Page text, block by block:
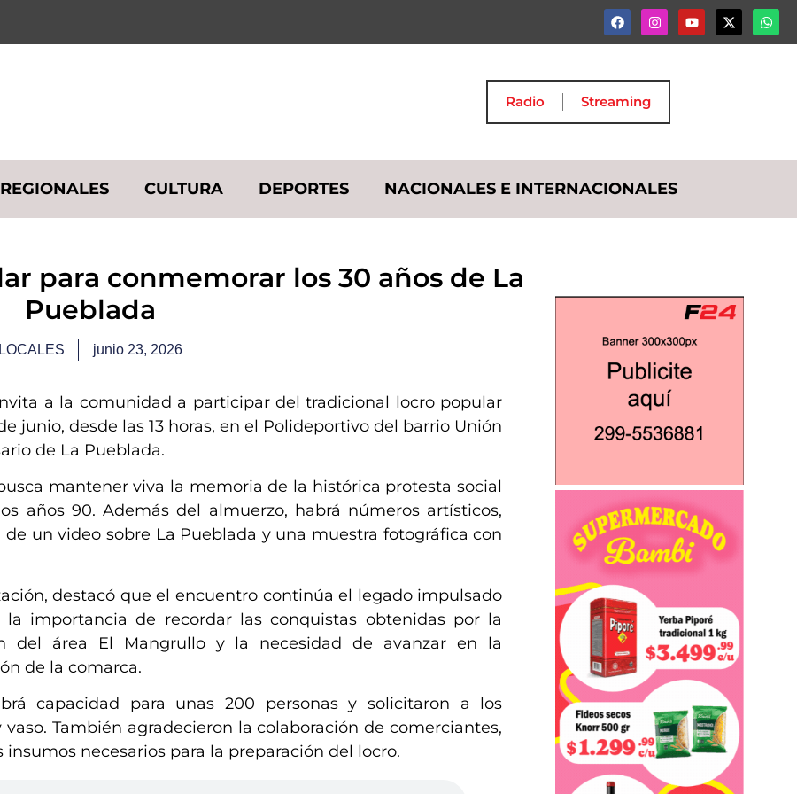
Radio Streaming
REGIONALES CULTURA DEPORTES NACIONALES E INTERNACIONALES
para conmemorar los 30 años de La
Pueblada
LOCALES junio 23, 2026
a la comunidad a participar del tradicional locro popular
junio, desde las 13 horas, en el Polideportivo del barrio Unión
de La Pueblada.
mantener viva la memoria de la histórica protesta social
años 90. Además del almuerzo, habrá números artísticos,
un video sobre La Pueblada y una muestra fotográfica con
destacó que el encuentro continúa el legado impulsado
la importancia de recordar las conquistas obtenidas por la
del área El Mangrullo y la necesidad de avanzar en la
de la comarca.
capacidad para unas 200 personas y solicitaron a los
También agradecieron la colaboración de comerciantes,
necesarios para la preparación del locro.